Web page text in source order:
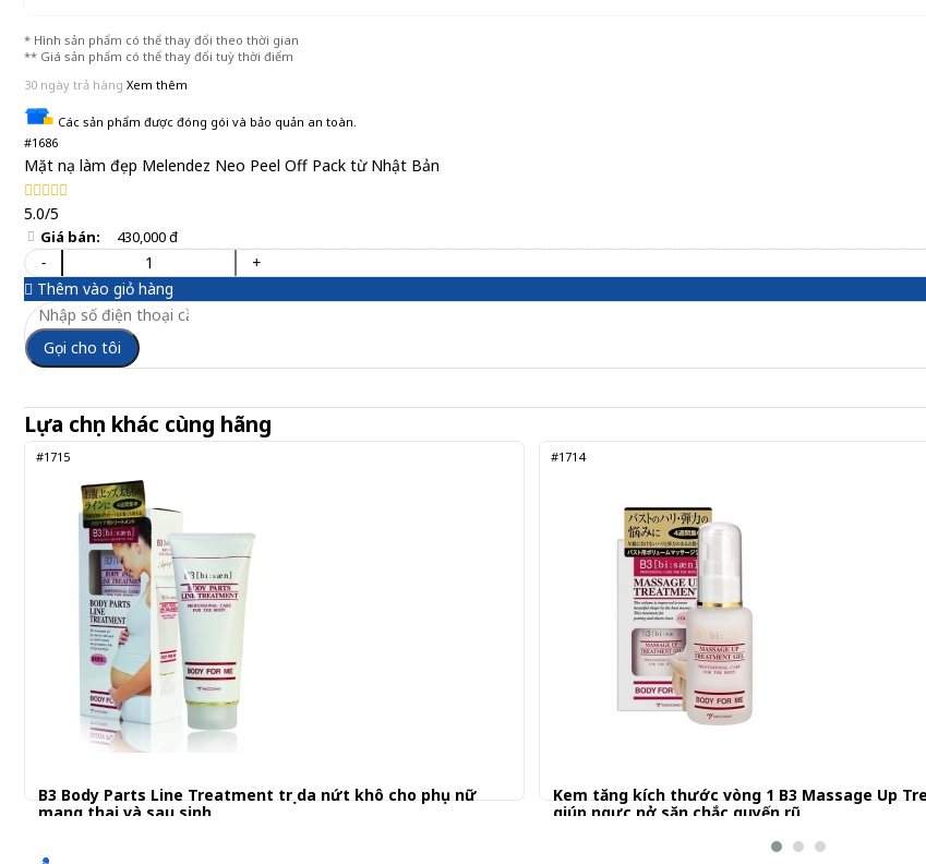
* Hình sản phẩm có thể thay đổi theo thời gian
** Giá sản phẩm có thể thay đổi tuỳ thời điểm
30 ngày trả hàng Xem thêm
Các sản phẩm được đóng gói và bảo quản an toàn.
#1686
Mặt nạ làm đẹp Melendez Neo Peel Off Pack từ Nhật Bản
5.0/5
Giá bán: 430,000 đ
-
+
Thêm vào giỏ hàng
Gọi cho tôi
Lựa chọn khác cùng hãng
#1715
B3 Body Parts Line Treatment trị da nứt khô cho phụ nữ
mang thai và sau sinh
#1714
Kem tăng kích thước vòng 1 B3 Massage Up
giúp ngực nở săn chắc quyến rũ